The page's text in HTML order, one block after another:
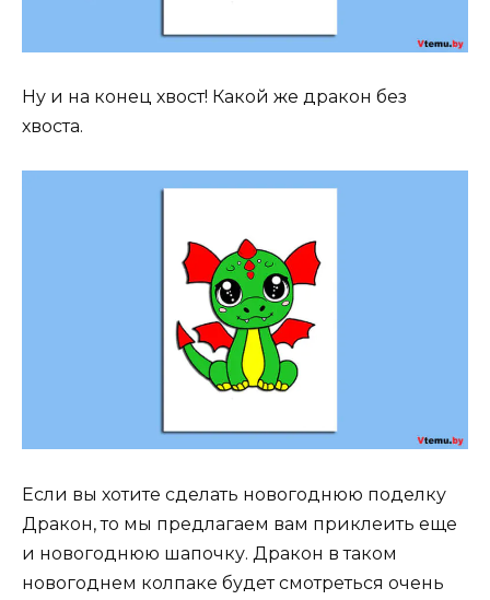
Ну и на конец хвост! Какой же дракон без
хвоста.
Если вы хотите сделать новогоднюю поделку
Дракон, то мы предлагаем вам приклеить еще
и новогоднюю шапочку. Дракон в таком
новогоднем колпаке будет смотреться очень